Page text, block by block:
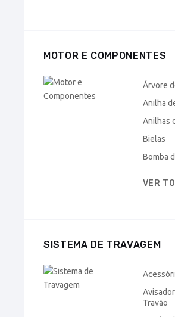
MOTOR E COMPONENTES
Árvore
Anilha
Anilhas
Bielas
Bomba
VER
SISTEMA DE TRAVAGEM
Travão